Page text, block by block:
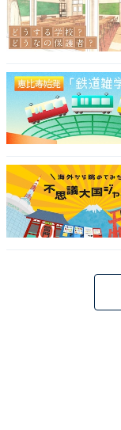
都道府県別と市区町村
市区町村別では
ト増で1位を獲得